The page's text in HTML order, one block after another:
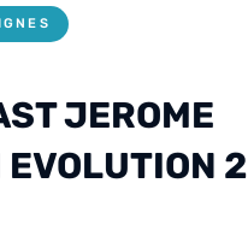
JEROME
EVOLUTION 2